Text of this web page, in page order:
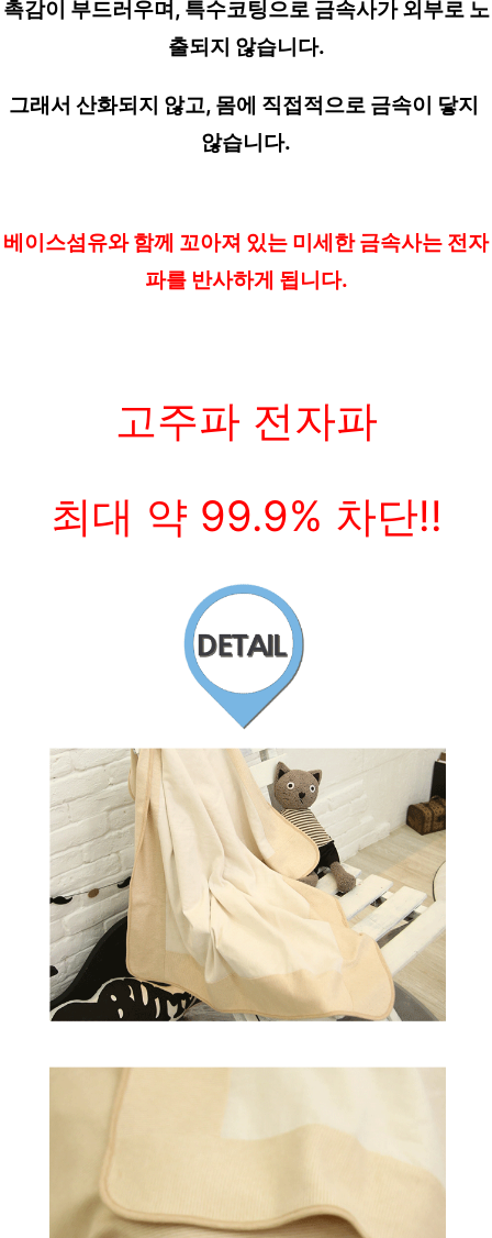
촉감이 부드러우며, 특수코팅으로 금속사가 외부로 노
출되지 않습니다.
그래서 산화되지 않고, 몸에 직접적으로 금속이 닿지
않습니다.
베이스섬유와 함께 꼬아져 있는 미세한 금속사는 전자
파를 반사하게 됩니다.
고주파 전자파
최대 약 99.9% 차단!!